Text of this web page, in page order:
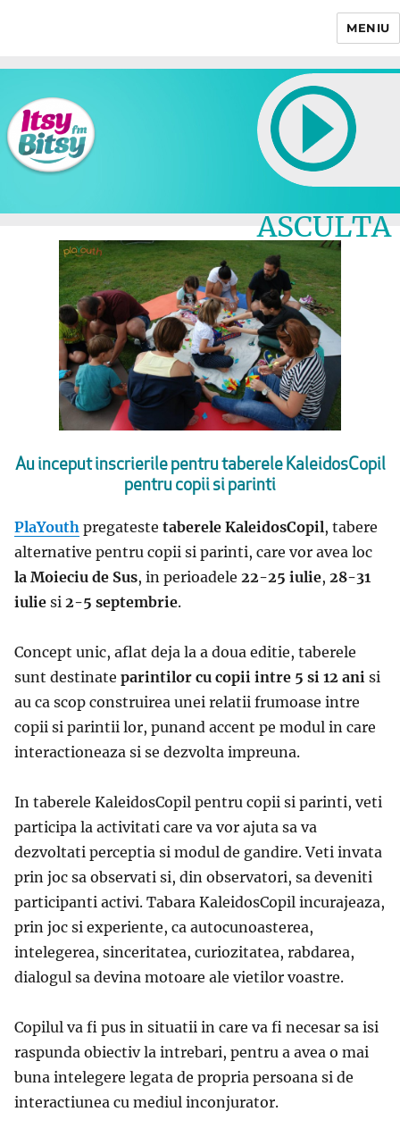
MENIU
ASCULTA
LIVE
Au inceput inscrierile pentru taberele KaleidosCopil
pentru copii si parinti
PlaYouth pregateste taberele KaleidosCopil, tabere
alternative pentru copii si parinti, care vor avea loc
la Moieciu de Sus, in perioadele 22-25 iulie, 28-31
iulie si 2-5 septembrie.
Concept unic, aflat deja la a doua editie, taberele
sunt destinate parintilor cu copii intre 5 si 12 ani si
au ca scop construirea unei relatii frumoase intre
copii si parintii lor, punand accent pe modul in care
interactioneaza si se dezvolta impreuna.
In taberele KaleidosCopil pentru copii si parinti, veti
participa la activitati care va vor ajuta sa va
dezvoltati perceptia si modul de gandire. Veti invata
prin joc sa observati si, din observatori, sa deveniti
participanti activi. Tabara KaleidosCopil incurajeaza,
prin joc si experiente, ca autocunoasterea,
intelegerea, sinceritatea, curiozitatea, rabdarea,
dialogul sa devina motoare ale vietilor voastre.
Copilul va fi pus in situatii in care va fi necesar sa isi
raspunda obiectiv la intrebari, pentru a avea o mai
buna intelegere legata de propria persoana si de
interactiunea cu mediul inconjurator.